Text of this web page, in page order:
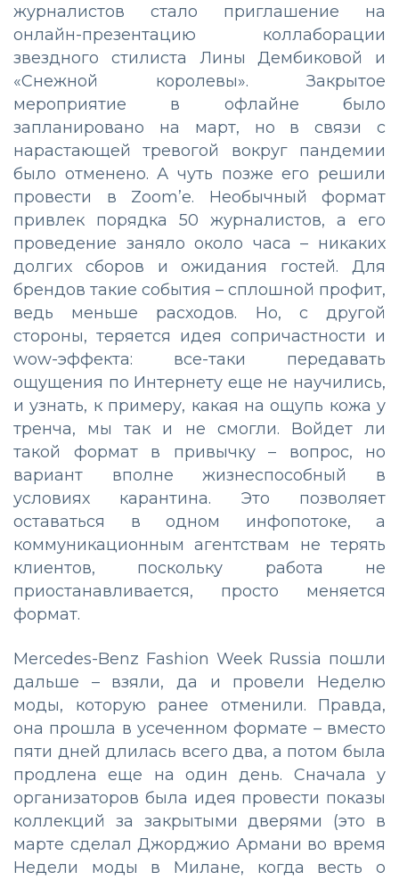
журналистов стало приглашение на
онлайн-презентацию коллаборации
звездного стилиста Лины Дембиковой и
«Снежной королевы». Закрытое
мероприятие в офлайне было
запланировано на март, но в связи с
нарастающей тревогой вокруг пандемии
было отменено. А чуть позже его решили
провести в Zoom’e. Необычный формат
привлек порядка 50 журналистов, а его
проведение заняло около часа – никаких
долгих сборов и ожидания гостей. Для
брендов такие события – сплошной профит,
ведь меньше расходов. Но, с другой
стороны, теряется идея сопричастности и
wow-эффекта: все-таки передавать
ощущения по Интернету еще не научились,
и узнать, к примеру, какая на ощупь кожа у
тренча, мы так и не смогли. Войдет ли
такой формат в привычку – вопрос, но
вариант вполне жизнеспособный в
условиях карантина. Это позволяет
оставаться в одном инфопотоке, а
коммуникационным агентствам не терять
клиентов, поскольку работа не
приостанавливается, просто меняется
формат.
Mercedes-Benz Fashion Week Russia пошли
дальше – взяли, да и провели Неделю
моды, которую ранее отменили. Правда,
она прошла в усеченном формате – вместо
пяти дней длилась всего два, а потом была
продлена еще на один день. Сначала у
организаторов была идея провести показы
коллекций за закрытыми дверями (это в
марте сделал Джорджио Армани во время
Недели моды в Милане, когда весть о